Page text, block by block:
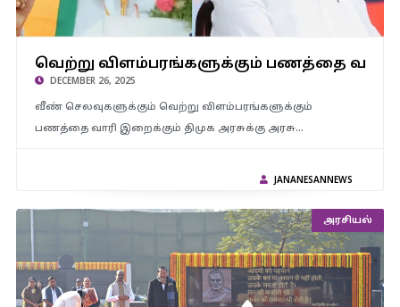
அரசு.. வேலைக்கேற்ற ஊதியம் வழங்குவதில் என்ன சிக்கல்..? –
நயினார் நாகேந்திரன்
வெற்று விளம்பரங்களுக்கும் பணத்தை
DECEMBER 26, 2025
வீண் செலவுகளுக்கும் வெற்று விளம்பரங்களுக்கும்
பணத்தை வாரி இறைக்கும் திமுக அரசுக்கு அரசு…
JANANESANNEWS
அரசியல்